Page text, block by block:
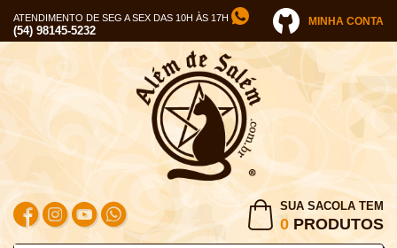
ATENDIMENTO DE SEG A SEX DAS 10H ÀS 17H
(54) 98145-5232
MINHA CONTA
SUA SACOLA TEM
0 PRODUTOS